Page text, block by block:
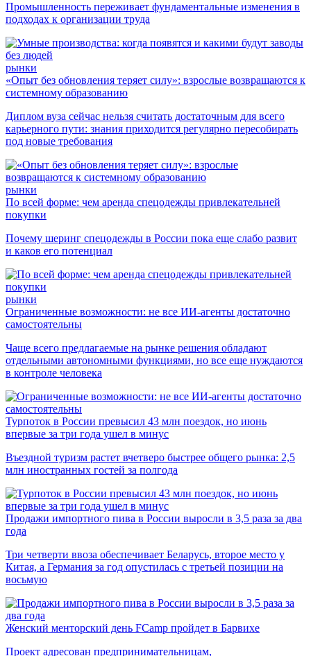
Промышленность переживает фундаментальные изменения в
подходах к организации труда
рынки
«Опыт без обновления теряет силу»: взрослые возвращаются к
системному образованию
Диплом вуза сейчас нельзя считать достаточным для всего
карьерного пути: знания приходится регулярно пересобирать
под новые требования
рынки
По всей форме: чем аренда спецодежды привлекательней
покупки
Почему шеринг спецодежды в России пока еще слабо развит
и каков его потенциал
рынки
Ограниченные возможности: не все ИИ-агенты достаточно
самостоятельны
Чаще всего предлагаемые на рынке решения обладают
отдельными автономными функциями, но все еще нуждаются
в контроле человека
Турпоток в России превысил 43 млн поездок, но июнь
впервые за три года ушел в минус
Въездной туризм растет вчетверо быстрее общего рынка: 2,5
млн иностранных гостей за полгода
Продажи импортного пива в России выросли в 3,5 раза за два
года
Три четверти ввоза обеспечивает Беларусь, второе место у
Китая, а Германия за год опустилась с третьей позиции на
восьмую
Женский менторский день FCamp пройдет в Барвихе
Проект адресован предпринимательницам,